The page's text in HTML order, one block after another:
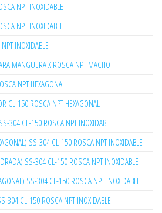
NPT INOXIDABLE
NPT INOXIDABLE
INOXIDABLE
MANGUERA X ROSCA NPT MACHO
NPT HEXAGONAL
CL-150 ROSCA NPT HEXAGONAL
304 CL-150 ROSCA NPT INOXIDABLE
SS-304 CL-150 ROSCA NPT INOXIDABLE
SS-304 CL-150 ROSCA NPT INOXIDABLE
SS-304 CL-150 ROSCA NPT INOXIDABLE
304 CL-150 ROSCA NPT INOXIDABLE